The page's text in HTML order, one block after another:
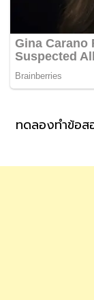
ทดลองทำข้อ